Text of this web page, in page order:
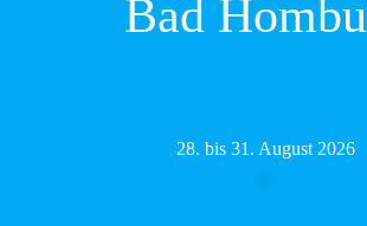
Bad
28. bis 31. August 2026